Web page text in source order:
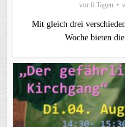
vor 6 Tagen
Mit gleich drei
Woche bieten